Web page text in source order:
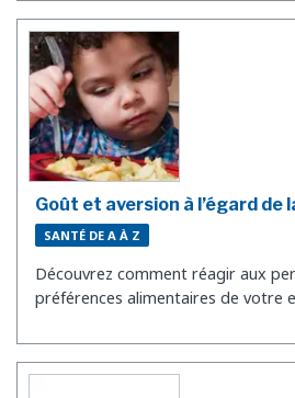
Goût et aversion à l’égard de
SANTÉ DE A À Z
Découvrez comment réagir aux
préférences alimentaires de votre